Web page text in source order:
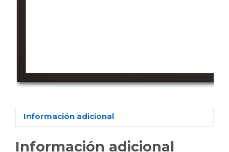
Información adicional
Información adicional